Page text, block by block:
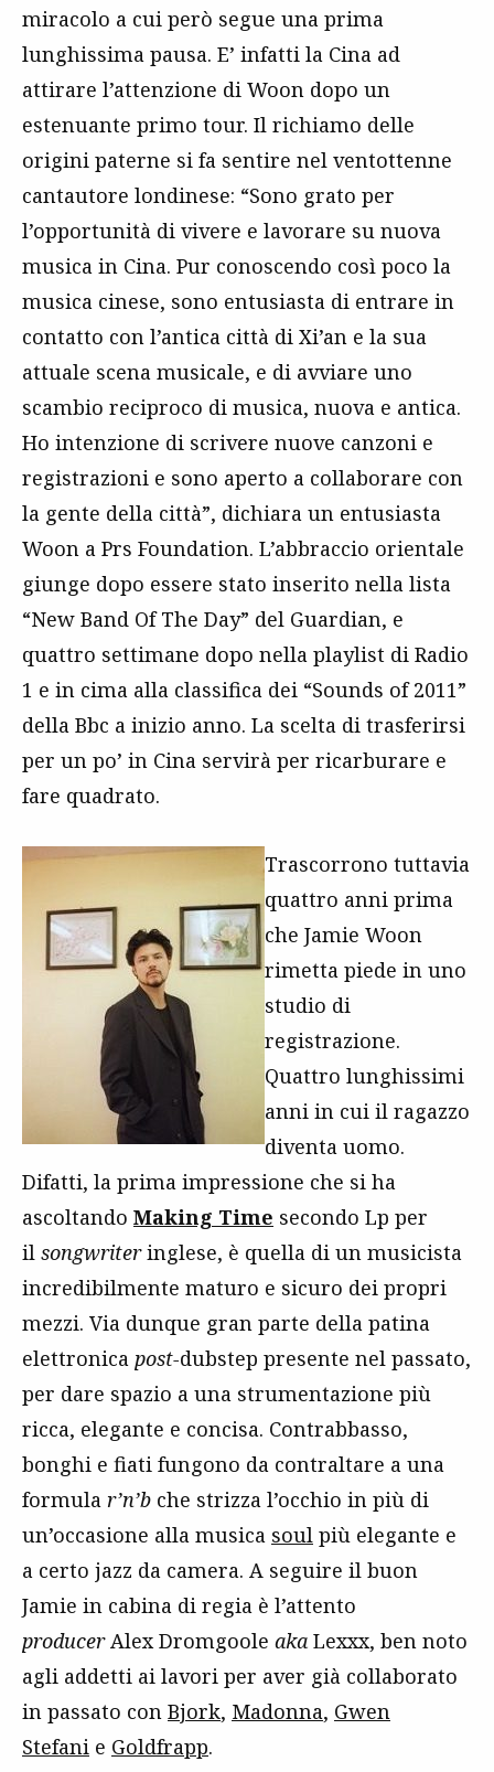
miracolo a cui però segue una prima
lunghissima pausa. E’ infatti la Cina ad
attirare l’attenzione di Woon dopo un
estenuante primo tour. Il richiamo delle
origini paterne si fa sentire nel ventottenne
cantautore londinese: “Sono grato per
l’opportunità di vivere e lavorare su nuova
musica in Cina. Pur conoscendo così poco la
musica cinese, sono entusiasta di entrare in
contatto con l’antica città di Xi’an e la sua
attuale scena musicale, e di avviare uno
scambio reciproco di musica, nuova e antica.
Ho intenzione di scrivere nuove canzoni e
registrazioni e sono aperto a collaborare con
la gente della città”, dichiara un entusiasta
Woon a Prs Foundation. L’abbraccio orientale
giunge dopo essere stato inserito nella lista
“New Band Of The Day” del Guardian, e
quattro settimane dopo nella playlist di Radio
1 e in cima alla classifica dei “Sounds of 2011”
della Bbc a inizio anno. La scelta di trasferirsi
per un po’ in Cina servirà per ricarburare e
fare quadrato.
Trascorrono tuttavia
quattro anni prima
che Jamie Woon
rimetta piede in uno
studio di
registrazione.
Quattro lunghissimi
anni in cui il ragazzo
diventa uomo.
Difatti, la prima impressione che si ha
ascoltando Making Time secondo Lp per
il songwriteringlese, è quella di un musicista
incredibilmente maturo e sicuro dei propri
mezzi. Via dunque gran parte della patina
elettronica post-dubstep presente nel passato,
per dare spazio a una strumentazione più
ricca, elegante e concisa. Contrabbasso,
bonghi e fiati fungono da contraltare a una
formula r’n’b che strizza l’occhio in più di
un’occasione alla musica soul più elegante e
a certo jazz da camera. A seguire il buon
Jamie in cabina di regia è l’attento
producerAlex Dromgoole aka Lexxx, ben noto
agli addetti ai lavori per aver già collaborato
in passato con Bjork, Madonna, Gwen
Stefani e Goldfrapp.